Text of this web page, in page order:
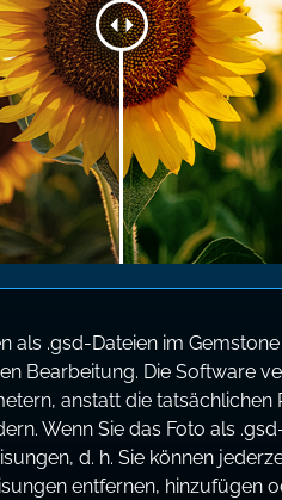
als .gsd-Dateien im
Bearbeitung. Die Software
anstatt die tatsächlichen
Wenn Sie das Foto als
d. h. Sie können
entfernen, hinzufügen